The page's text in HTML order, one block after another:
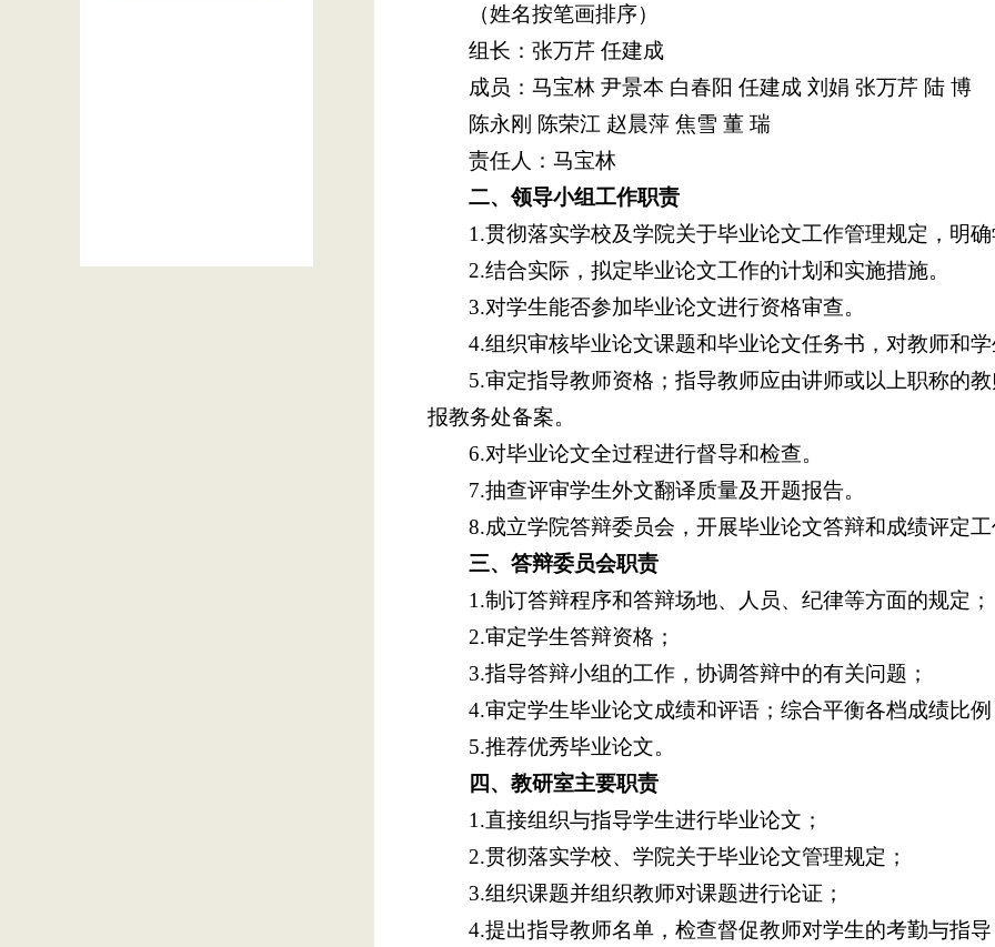
（姓名按笔画排序）
组长：张万芹 任建成
成员：马宝林 尹景本 白春阳 任建成 刘娟 张万芹 陆 博
陈永刚 陈荣江 赵晨萍 焦雪 董 瑞
责任人：马宝林
二、领导小组工作职责
1.贯彻落实学校及学院关于毕业论文工作管理规定，明
2.结合实际，拟定毕业论文工作的计划和实施措施。
3.对学生能否参加毕业论文进行资格审查。
4.组织审核毕业论文课题和毕业论文任务书，对教师和
5.审定指导教师资格；指导教师应由讲师或以上职称的
报教务处备案。
6.对毕业论文全过程进行督导和检查。
7.抽查评审学生外文翻译质量及开题报告。
8.成立学院答辩委员会，开展毕业论文答辩和成绩评定
三、答辩委员会职责
1.制订答辩程序和答辩场地、人员、纪律等方面的规定；
2.审定学生答辩资格；
3.指导答辩小组的工作，协调答辩中的有关问题；
4.审定学生毕业论文成绩和评语；综合平衡各档成绩比
5.推荐优秀毕业论文。
四、教研室主要职责
1.直接组织与指导学生进行毕业论文；
2.贯彻落实学校、学院关于毕业论文管理规定；
3.组织课题并组织教师对课题进行论证；
4.提出指导教师名单，检查督促教师对学生的考勤与指